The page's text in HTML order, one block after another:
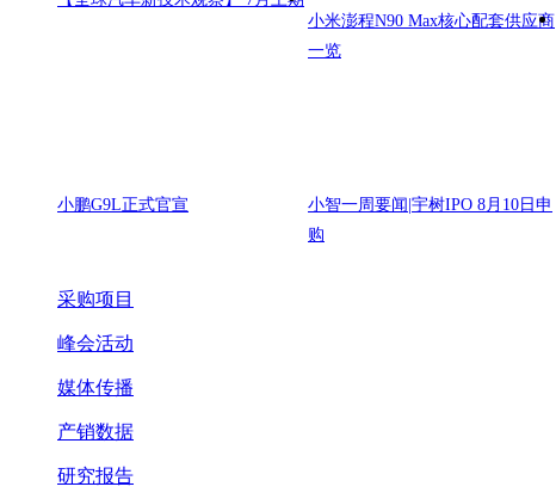
小米澎程N90 Max核心配套供应商
一览
小鹏G9L正式官宣
小智一周要闻|宇树IPO 8月10日申
购
采购项目
峰会活动
媒体传播
产销数据
研究报告